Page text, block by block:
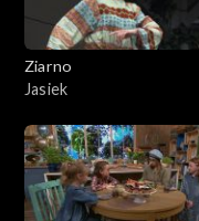
Ziarno
Jasiek